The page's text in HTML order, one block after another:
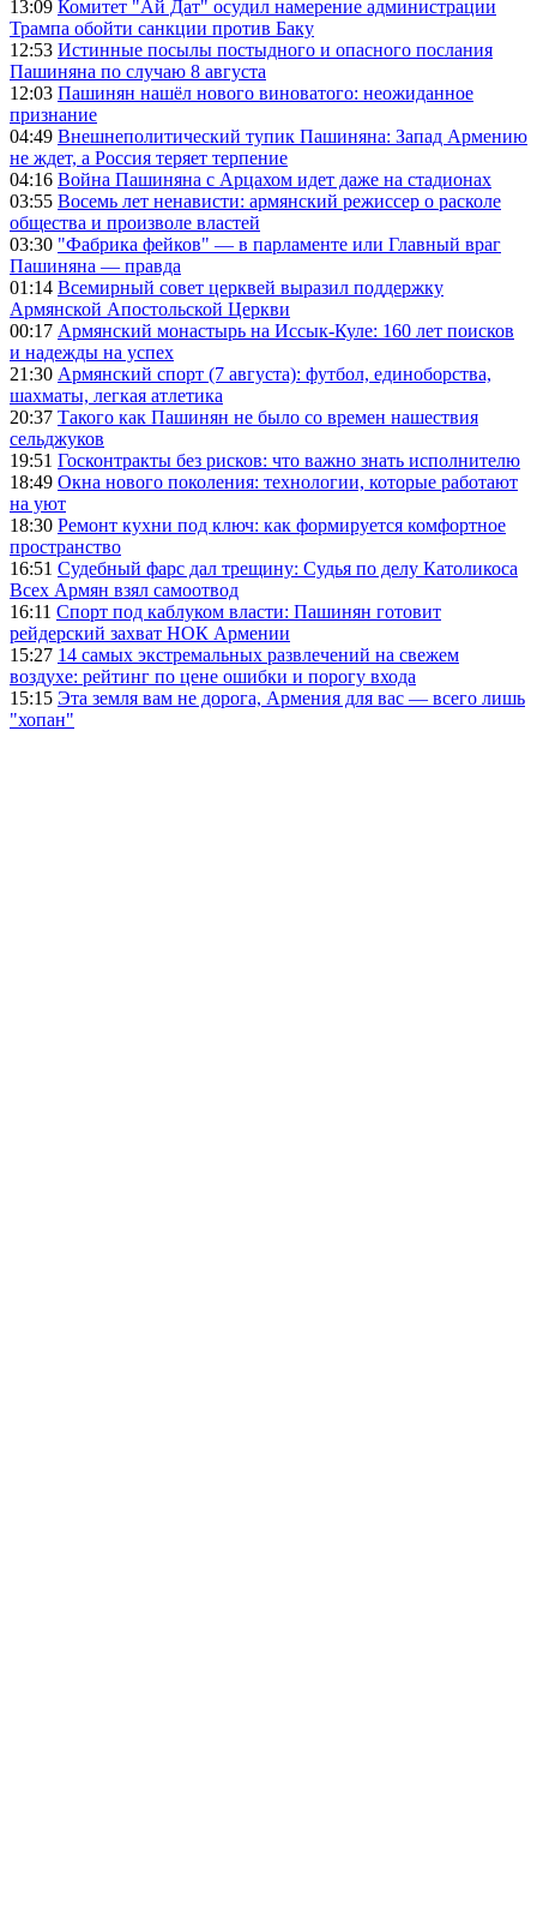
13:09 Комитет "Ай Дат" осудил намерение администрации
Трампа обойти санкции против Баку
12:53 Истинные посылы постыдного и опасного послания
Пашиняна по случаю 8 августа
12:03 Пашинян нашёл нового виноватого: неожиданное
признание
04:49 Внешнеполитический тупик Пашиняна: Запад Армению
не ждет, а Россия теряет терпение
04:16 Война Пашиняна с Арцахом идет даже на стадионах
03:55 Восемь лет ненависти: армянский режиссер о расколе
общества и произволе властей
03:30 "Фабрика фейков" — в парламенте или Главный враг
Пашиняна — правда
01:14 Всемирный совет церквей выразил поддержку
Армянской Апостольской Церкви
00:17 Армянский монастырь на Иссык-Куле: 160 лет поисков
и надежды на успех
21:30 Армянский спорт (7 августа): футбол, единоборства,
шахматы, легкая атлетика
20:37 Такого как Пашинян не было со времен нашествия
сельджуков
19:51 Госконтракты без рисков: что важно знать исполнителю
18:49 Окна нового поколения: технологии, которые работают
на уют
18:30 Ремонт кухни под ключ: как формируется комфортное
пространство
16:51 Судебный фарс дал трещину: Судья по делу Католикоса
Всех Армян взял самоотвод
16:11 Спорт под каблуком власти: Пашинян готовит
рейдерский захват НОК Армении
15:27 14 самых экстремальных развлечений на свежем
воздухе: рейтинг по цене ошибки и порогу входа
15:15 Эта земля вам не дорога, Армения для вас — всего лишь
"хопан"